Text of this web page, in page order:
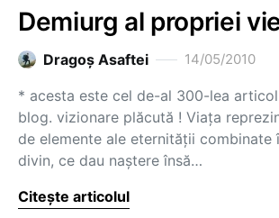
Demiurg al propriei
Dragoş Asaftei 14/05/2010
* acesta este cel de-al 300-lea
blog. vizionare plăcută ! Viaţa
de elemente ale eternităţii combinate
divin, ce dau naştere însă…
Citește articolul